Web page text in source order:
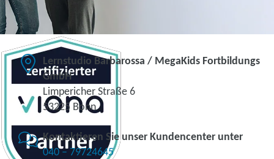
Lernstudio Barbarossa / MegaKids Fortbildungs
GmbH
Limpericher Straße 6
53225 Bonn
Kontaktieren Sie unser Kundencenter unter
040 – 79724645